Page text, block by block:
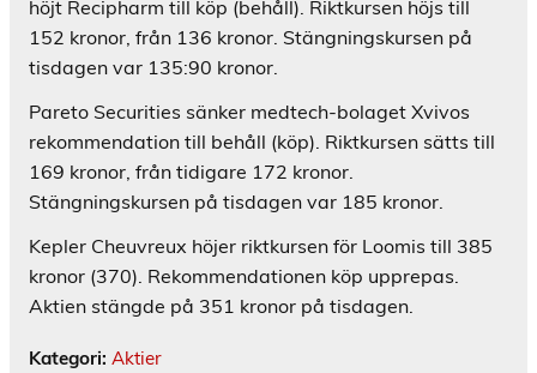
höjt Recipharm till köp (behåll). Riktkursen höjs till
152 kronor, från 136 kronor. Stängningskursen på
tisdagen var 135:90 kronor.
Pareto Securities sänker medtech-bolaget Xvivos
rekommendation till behåll (köp). Riktkursen sätts till
169 kronor, från tidigare 172 kronor.
Stängningskursen på tisdagen var 185 kronor.
Kepler Cheuvreux höjer riktkursen för Loomis till 385
kronor (370). Rekommendationen köp upprepas.
Aktien stängde på 351 kronor på tisdagen.
Kategori: Aktier